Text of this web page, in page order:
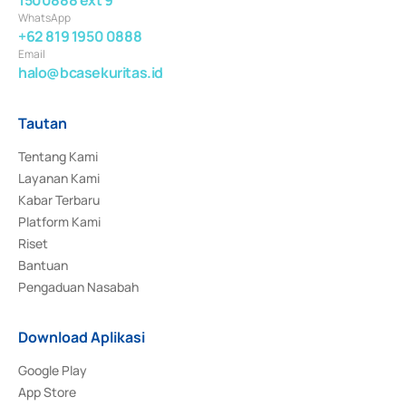
WhatsApp
+62 819 1950 0888
Email
halo@bcasekuritas.id
Tautan
Tentang Kami
Layanan Kami
Kabar Terbaru
Platform Kami
Riset
Bantuan
Pengaduan Nasabah
Download Aplikasi
Google Play
App Store